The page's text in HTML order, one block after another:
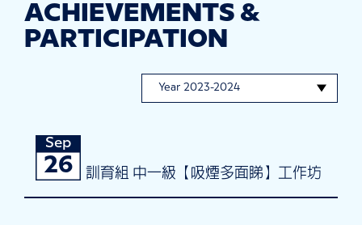
ACHIEVEMENTS &
PARTICIPATION
Sep
26 訓育組 中一級【吸煙多面睇】工作坊